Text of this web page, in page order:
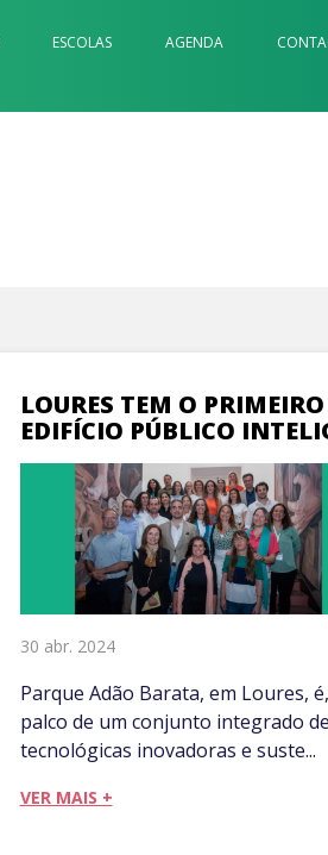
ESCOLAS AGENDA
LOURES TEM O PRIMEIRO
EDIFÍCIO PÚBLICO
30 abr. 2024
Parque Adão Barata, em Loures,
palco de um conjunto integrado
tecnológicas inovadoras e suste...
VER MAIS +